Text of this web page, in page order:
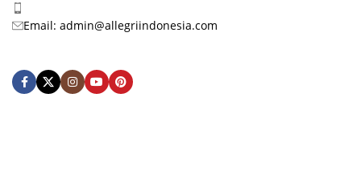
Email: admin@allegriindonesia.com